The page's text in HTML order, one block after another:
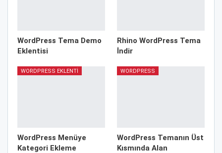
WordPress Tema Demo
Eklentisi
Rhino WordPress Tema
İndir
WORDPRESS EKLENTI
WordPress Menüye
Kategori Ekleme
WORDPRESS
WordPress Temanın Üst
Kısmında Alan